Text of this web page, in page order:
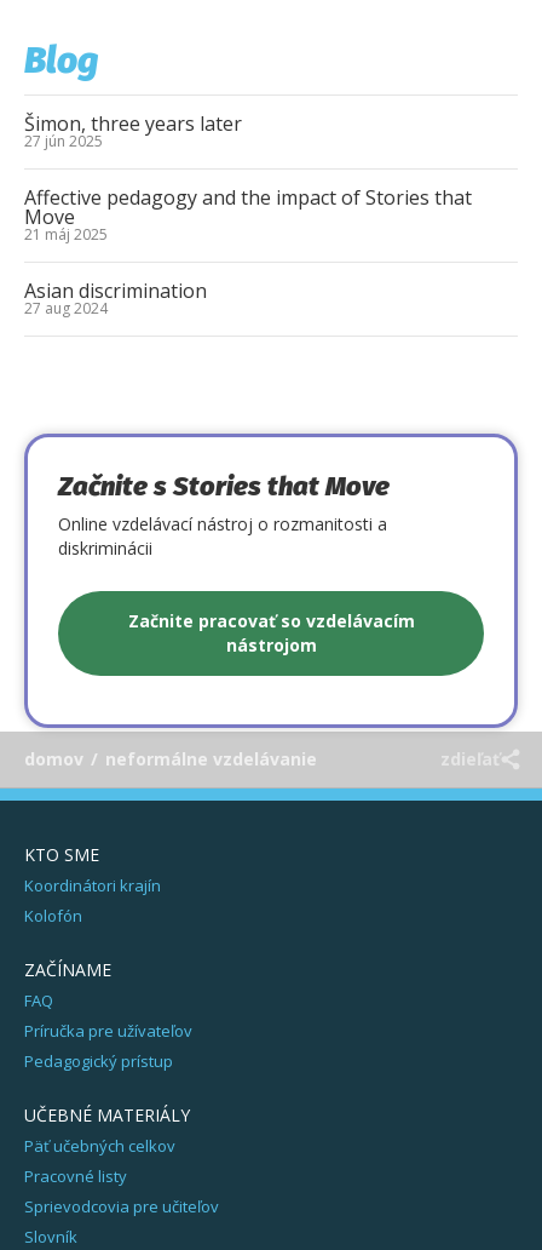
domov / neformálne vzdelávanie zdieľať
Blog
Šimon, three years later
27 jún 2025
Affective pedagogy and the impact of Stories that
Move
21 máj 2025
Asian discrimination
27 aug 2024
Začnite s Stories that Move
Online vzdelávací nástroj o rozmanitosti a
diskriminácii
Začnite pracovať so vzdelávacím
nástrojom
KTO SME
Koordinátori krajín
Kolofón
ZAČÍNAME
FAQ
Príručka pre užívateľov
Pedagogický prístup
UČEBNÉ MATERIÁLY
Päť učebných celkov
Pracovné listy
Sprievodcovia pre učiteľov
Slovník